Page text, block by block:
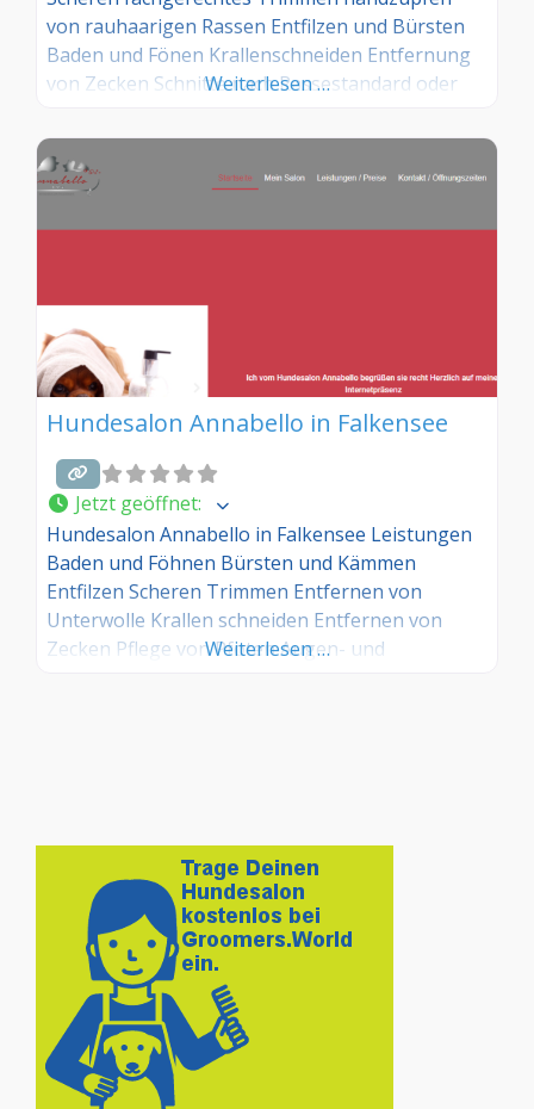
von rauhaarigen Rassen Entfilzen und Bürsten
Baden und Fönen Krallenschneiden Entfernung
von Zecken Schnitte nach Rassestandard oder
Beratung bei Haut- und Fellproblemen
Weiterlesen …
Hundesalon Annabello in Falkensee
Jetzt geöffnet:
Hundesalon Annabello in Falkensee Leistungen
Baden und Föhnen Bürsten und Kämmen
Entfilzen Scheren Trimmen Entfernen von
Unterwolle Krallen schneiden Entfernen von
Zecken Pflege von Pfoten Augen- und
Weiterlesen …